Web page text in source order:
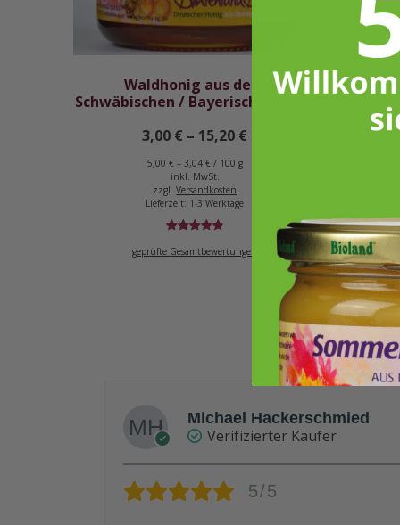
Waldhonig aus dem
Schwäbischen / Bayerischen Wald
3,00 € – 15,20 €
5,00 €– 3,04 €/ 100 g
inkl. MwSt.
zzgl.Versandkosten
Lieferzeit: 1-3 Werktage
mit4.94
geprüfte Gesamtbewertungen
Michael Hackerschmied
Verifizierter Käufer
5/5